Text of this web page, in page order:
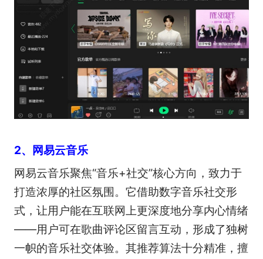
2、网易云音乐
网易云音乐聚焦“音乐+社交”核心方向，致力于
打造浓厚的社区氛围。它借助数字音乐社交形
式，让用户能在互联网上更深度地分享内心情绪
——用户可在歌曲评论区留言互动，形成了独树
一帜的音乐社交体验。其推荐算法十分精准，擅